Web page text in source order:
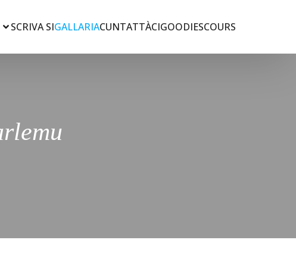
SCRIVA SIGALLARIACUNTATTÀCIGOODIESCOURS